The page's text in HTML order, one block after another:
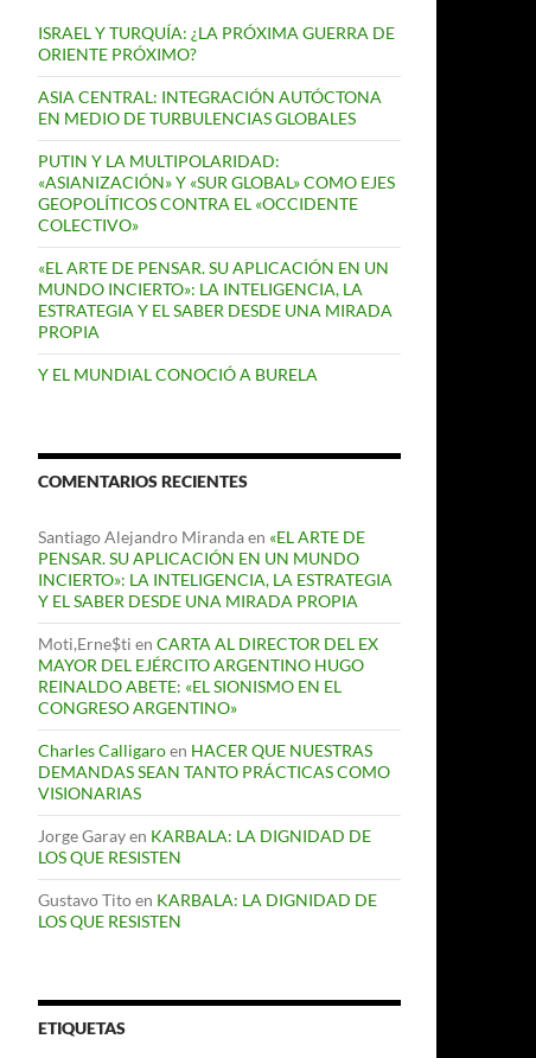
ISRAEL Y TURQUÍA: ¿LA PRÓXIMA GUERRA DE
ORIENTE PRÓXIMO?
ASIA CENTRAL: INTEGRACIÓN AUTÓCTONA
EN MEDIO DE TURBULENCIAS GLOBALES
PUTIN Y LA MULTIPOLARIDAD:
«ASIANIZACIÓN» Y «SUR GLOBAL» COMO EJES
GEOPOLÍTICOS CONTRA EL «OCCIDENTE
COLECTIVO»
«EL ARTE DE PENSAR. SU APLICACIÓN EN UN
MUNDO INCIERTO»: LA INTELIGENCIA, LA
ESTRATEGIA Y EL SABER DESDE UNA MIRADA
PROPIA
Y EL MUNDIAL CONOCIÓ A BURELA
COMENTARIOS RECIENTES
Santiago Alejandro Mirandaen «EL ARTE DE
PENSAR. SU APLICACIÓN EN UN MUNDO
INCIERTO»: LA INTELIGENCIA, LA ESTRATEGIA
Y EL SABER DESDE UNA MIRADA PROPIA
Moti,Erne$ti en CARTA AL DIRECTOR DEL EX
MAYOR DEL EJÉRCITO ARGENTINO HUGO
REINALDO ABETE: «EL SIONISMO EN EL
CONGRESO ARGENTINO»
Charles Calligaroen HACER QUE NUESTRAS
DEMANDAS SEAN TANTO PRÁCTICAS COMO
VISIONARIAS
Jorge Garayen KARBALA: LA DIGNIDAD DE
LOS QUE RESISTEN
Gustavo Titoen KARBALA: LA DIGNIDAD DE
LOS QUE RESISTEN
ETIQUETAS